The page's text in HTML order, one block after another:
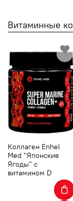
Витаминные
Коллаген Enhel
Med "Японские
Ягоды" с
витамином D